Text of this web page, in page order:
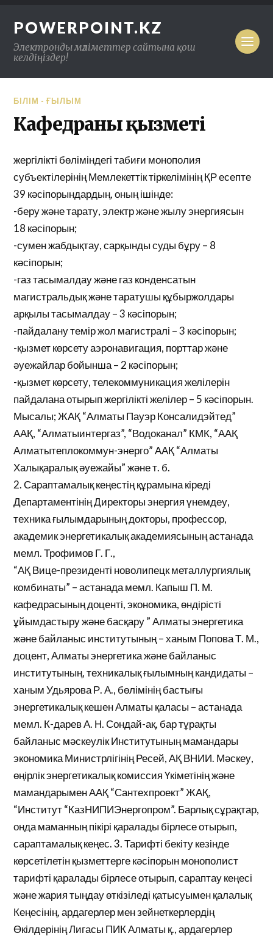
POWERPOINT.KZ
Электронды мәліметтер сайтына қош
келдіңіздер!
БІЛІМ - ҒЫЛЫМ
Кафедраның қызметі
жергілікті бөліміндегі табиғи монополия
субъектілерінің Мемлекеттік тіркелімінің ҚР есепте
39 кәсіпорындардың, оның ішінде:
-беру және тарату, электр және жылу энергиясын
18 кәсіпорын;
-сумен жабдықтау, сарқынды суды бұру – 8
кәсіпорын;
-газ тасымалдау және газ конденсатын
магистральдық және таратушы құбыржолдары
арқылы тасымалдау – 3 кәсіпорын;
-пайдалану темір жол магистралі – 3 кәсіпорын;
-қызмет көрсету аэронавигация, порттар және
әуежайлар бойынша – 2 кәсіпорын;
-қызмет көрсету, телекоммуникация желілерін
пайдалана отырып жергілікті желілер – 5 кәсіпорын.
Мысалы; ЖАҚ “Алматы Пауэр Консалидэйтед”
ААҚ, “Алматыинтергаз”, “Водоканал” КМК, “ААҚ
Алматытеплокоммун-энерго” ААҚ “Алматы
Халықаралық әуежайы” және т. б.
2. Сараптамалық кеңестің құрамына кіреді
Департаментінің Директоры энергия үнемдеу,
техника ғылымдарының докторы, профессор,
академик энергетикалық академиясының астанада
мемл. Трофимов Г. Г.,
“АҚ Вице-президенті новолипецк металлургиялық
комбинаты” – астанада мемл. Капыш П. М.
кафедрасының доценті, экономика, өндірісті
ұйымдастыру және басқару ” Алматы энергетика
және байланыс институтының – ханым Попова Т. М.,
доцент, Алматы энергетика және байланыс
институтының, техникалық ғылымның кандидаты –
ханым Удьярова Р. А., бөлімінің бастығы
энергетикалық кешен Алматы қаласы – астанада
мемл. К-дарев А. Н. Сондай-ақ, бар тұрақты
байланыс мәскеулік Институтының мамандары
экономика Министрлігінің Ресей, АҚ ВНИИ. Мәскеу,
өңірлік энергетикалық комиссия Үкіметінің және
мамандарымен ААҚ “Сантехпроект” ЖАҚ,
“Институт “КазНИПИЭнергопром”. Барлық сұрақтар,
онда маманның пікірі қаралады бірлесе отырып,
сараптамалық кеңес. 3. Тарифті бекіту кезінде
көрсетілетін қызметтерге кәсіпорын монополист
тарифті қаралады бірлесе отырып, сараптау кеңесі
және жария тыңдау өткізіледі қатысуымен қалалық
Кеңесінің, ардагерлер мен зейнеткерлердің
Өкілдерінің Лигасы ПИК Алматы қ., ардагерлер